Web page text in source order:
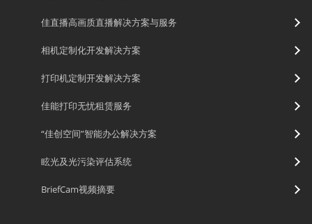
佳直播高画质直播解决方案与服务
相机定制化开发解决方案
打印机定制开发解决方案
佳能打印无忧租赁服务
“佳创空间”智能办公解决方案
眩光及光污染评估系统
BriefCam视频摘要